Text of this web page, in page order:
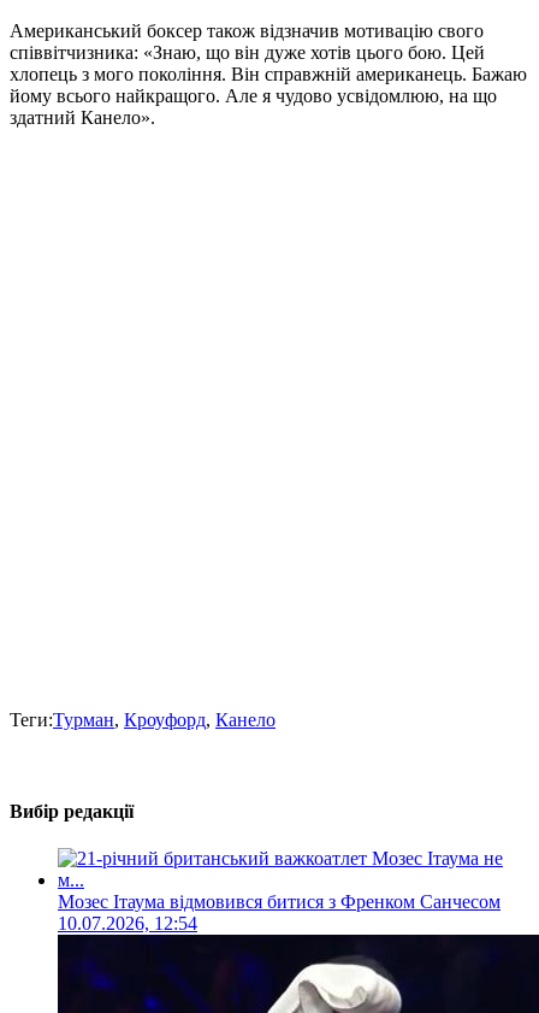
Американський боксер також відзначив мотивацію свого
співвітчизника: «Знаю, що він дуже хотів цього бою. Цей
хлопець з мого покоління. Він справжній американець. Бажаю
йому всього найкращого. Але я чудово усвідомлюю, на що
здатний Канело».
Теги:Турман, Кроуфорд, Канело
Вибір редакції
Мозес Ітаума відмовився битися з Френком Санчесом
10.07.2026, 12:54